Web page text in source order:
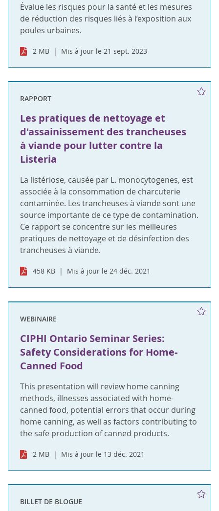
Évalue les risques pour la santé et les mesures
de réduction des risques liés à l’exposition aux
poules urbaines.
2 MB Mis à jour le 21 sept. 2023
RAPPORT
Les pratiques de nettoyage et
d'assainissement des trancheuses
à viande pour lutter contre la
Listeria
La listériose, causée par L. monocytogenes, est
associée à la consommation de charcuterie
contaminée. Les trancheuses à viande sont une
source importante de ce type de contamination.
Ce rapport se concentre sur les meilleures
pratiques de nettoyage et de désinfection des
trancheuses à viande.
458 KB Mis à jour le 24 déc. 2021
WEBINAIRE
CIPHI Ontario Seminar Series:
Safety Considerations for Home-
Canned Food
This presentation will review home canning
methods, illnesses associated with home-
canned food, potential errors that occur during
home canning, as well as factors contributing to
the safe production of canned products.
2 MB Mis à jour le 13 déc. 2021
BILLET DE BLOGUE